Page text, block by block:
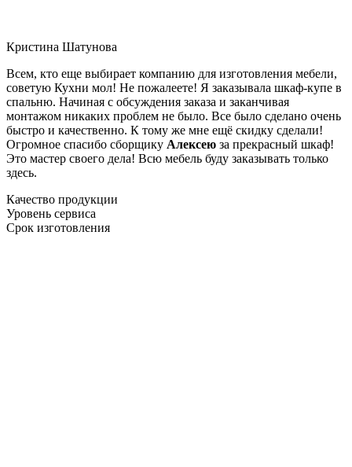
Кристина Шатунова
Всем, кто еще выбирает компанию для изготовления мебели,
советую Кухни мол! Не пожалеете! Я заказывала шкаф-купе в
спальню. Начиная с обсуждения заказа и заканчивая
монтажом никаких проблем не было. Все было сделано очень
быстро и качественно. К тому же мне ещё скидку сделали!
Огромное спасибо сборщику Алексею за прекрасный шкаф!
Это мастер своего дела! Всю мебель буду заказывать только
здесь.
Качество продукции
Уровень сервиса
Срок изготовления